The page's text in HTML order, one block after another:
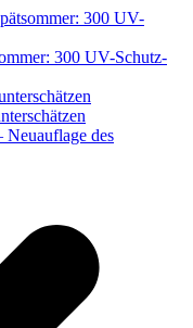
300 UV-
300 UV-Schutz-
Neuauflage des